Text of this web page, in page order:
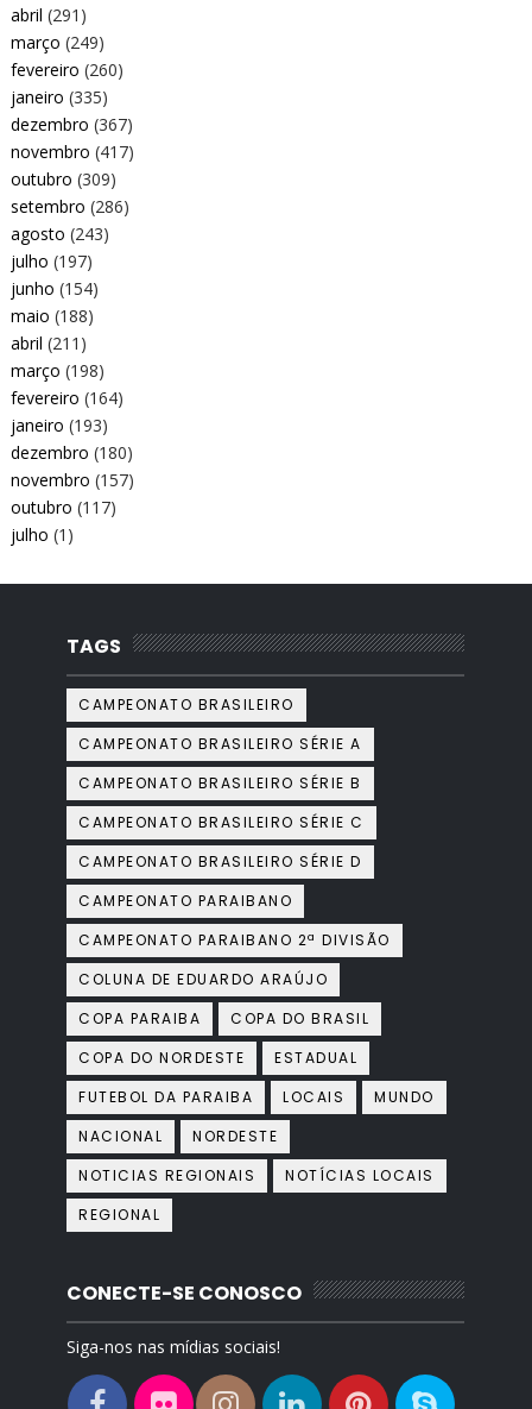
abril (291)
março (249)
fevereiro (260)
janeiro (335)
dezembro (367)
novembro (417)
outubro (309)
setembro (286)
agosto (243)
julho (197)
junho (154)
maio (188)
abril (211)
março (198)
fevereiro (164)
janeiro (193)
dezembro (180)
novembro (157)
outubro (117)
julho (1)
TAGS
CAMPEONATO BRASILEIRO
CAMPEONATO BRASILEIRO SÉRIE A
CAMPEONATO BRASILEIRO SÉRIE B
CAMPEONATO BRASILEIRO SÉRIE C
CAMPEONATO BRASILEIRO SÉRIE D
CAMPEONATO PARAIBANO
CAMPEONATO PARAIBANO 2ª DIVISÃO
COLUNA DE EDUARDO ARAÚJO
COPA PARAIBA
COPA DO BRASIL
COPA DO NORDESTE
ESTADUAL
FUTEBOL DA PARAIBA
LOCAIS
MUNDO
NACIONAL
NORDESTE
NOTICIAS REGIONAIS
NOTÍCIAS LOCAIS
REGIONAL
CONECTE-SE CONOSCO
Siga-nos nas mídias sociais!